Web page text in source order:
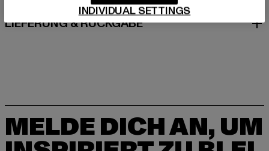
LIEFERUNG & RÜCKGABE
MELDE DICH AN, UM
INDIVIDUAL SETTINGS